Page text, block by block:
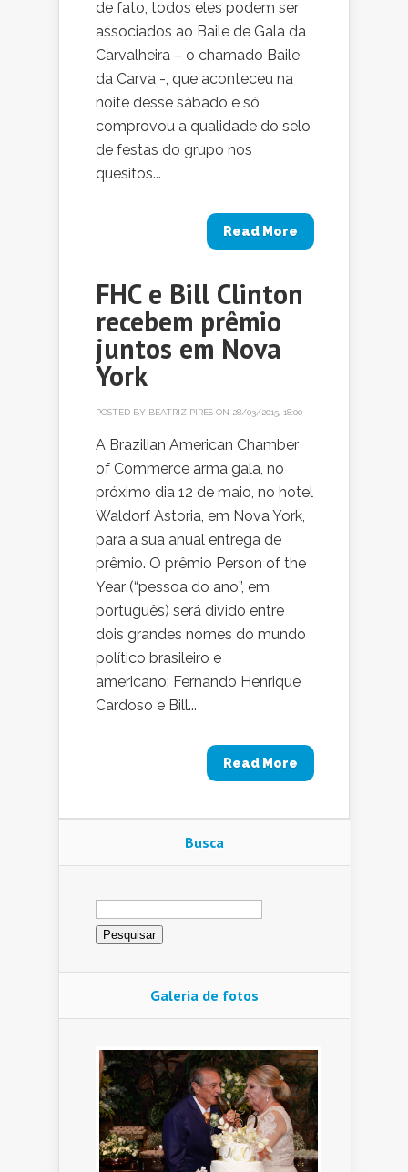
de fato, todos eles podem ser
associados ao Baile de Gala da
Carvalheira – o chamado Baile
da Carva -, que aconteceu na
noite desse sábado e só
comprovou a qualidade do selo
de festas do grupo nos
quesitos...
Read More
FHC e Bill Clinton
recebem prêmio
juntos em Nova
York
POSTED BY BEATRIZ PIRES ON 28/03/2015, 18:00
A Brazilian American Chamber
of Commerce arma gala, no
próximo dia 12 de maio, no hotel
Waldorf Astoria, em Nova York,
para a sua anual entrega de
prêmio. O prêmio Person of the
Year (“pessoa do ano”, em
português) será divido entre
dois grandes nomes do mundo
político brasileiro e
americano: Fernando Henrique
Cardoso e Bill...
Read More
Busca
Pesquisar
por:
Galeria de fotos